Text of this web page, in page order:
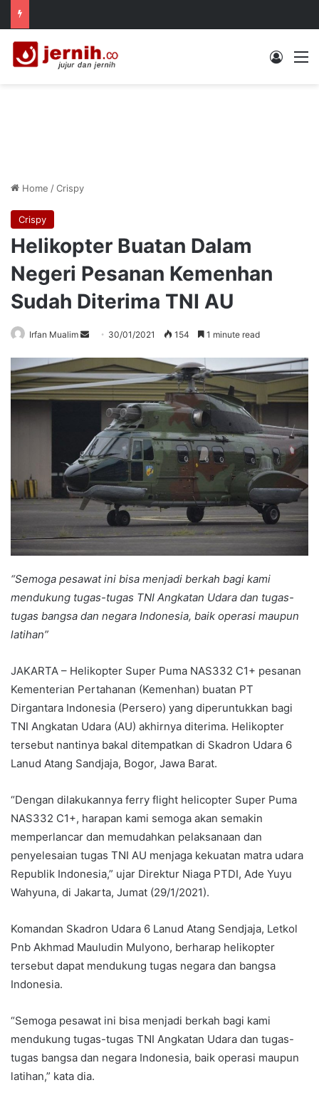
Log In
Home /Crispy
Crispy
Helikopter Buatan Dalam
Negeri Pesanan Kemenhan
Sudah Diterima TNI AU
Irfan Mualim
Send
email
30/01/2021 154 1 minute read
“Semoga pesawat ini bisa menjadi berkah bagi kami
mendukung tugas-tugas TNI Angkatan Udara dan tugas-
tugas bangsa dan negara Indonesia, baik operasi maupun
latihan”
JAKARTA – Helikopter Super Puma NAS332 C1+ pesanan
Kementerian Pertahanan (Kemenhan) buatan PT
Dirgantara Indonesia (Persero) yang diperuntukkan bagi
TNI Angkatan Udara (AU) akhirnya diterima. Helikopter
tersebut nantinya bakal ditempatkan di Skadron Udara 6
Lanud Atang Sandjaja, Bogor, Jawa Barat.
“Dengan dilakukannya ferry flight helicopter Super Puma
NAS332 C1+, harapan kami semoga akan semakin
memperlancar dan memudahkan pelaksanaan dan
penyelesaian tugas TNI AU menjaga kekuatan matra udara
Republik Indonesia,” ujar Direktur Niaga PTDI, Ade Yuyu
Wahyuna, di Jakarta, Jumat (29/1/2021).
Komandan Skadron Udara 6 Lanud Atang Sendjaja, Letkol
Pnb Akhmad Mauludin Mulyono, berharap helikopter
tersebut dapat mendukung tugas negara dan bangsa
Indonesia.
“Semoga pesawat ini bisa menjadi berkah bagi kami
mendukung tugas-tugas TNI Angkatan Udara dan tugas-
tugas bangsa dan negara Indonesia, baik operasi maupun
latihan,” kata dia.